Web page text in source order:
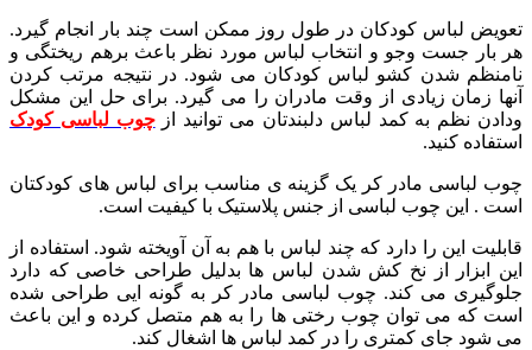
تعویض لباس کودکان در طول روز ممکن است چند بار انجام گیرد.
هر بار جست وجو و انتخاب لباس مورد نظر باعث برهم ریختگی و
نامنظم شدن کشو لباس کودکان می شود. در نتیجه مرتب کردن
آنها زمان زیادی از وقت مادران را می گیرد. برای حل این مشکل
ودادن نظم به کمد لباس دلبندتان می توانید ازچوب لباسی کودک
استفاده کنید.
چوب لباسی مادر کر یک گزینه ی مناسب برای لباس های کودکتان
است . این چوب لباسی از جنس پلاستیک با کیفیت است.
قابلیت این را دارد که چند لباس با هم به آن آویخته شود. استفاده از
این ابزار از نخ کش شدن لباس ها بدلیل طراحی خاصی که دارد
جلوگیری می کند. چوب لباسی مادر کر به گونه ایی طراحی شده
است که می توان چوب رختی ها را به هم متصل کرده و این باعث
می شود جای کمتری را در کمد لباس ها اشغال کند.